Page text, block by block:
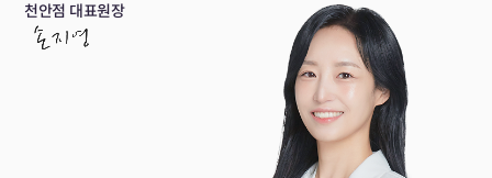
천안점 대표원장